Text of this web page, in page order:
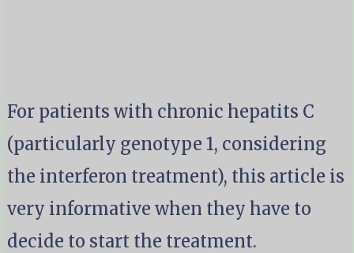
For patients with chronic hepatits C
(particularly genotype 1, considering
the interferon treatment), this article is
very informative when they have to
decide to start the treatment.